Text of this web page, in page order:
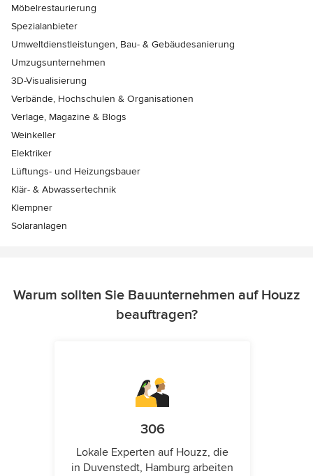
Möbelrestaurierung
Spezialanbieter
Umweltdienstleistungen, Bau- & Gebäudesanierung
Umzugsunternehmen
3D-Visualisierung
Verbände, Hochschulen & Organisationen
Verlage, Magazine & Blogs
Weinkeller
Elektriker
Lüftungs- und Heizungsbauer
Klär- & Abwassertechnik
Klempner
Solaranlagen
Warum sollten Sie Bauunternehmen auf Houzz
beauftragen?
306
Lokale Experten auf Houzz, die
in Duvenstedt, Hamburg arbeiten